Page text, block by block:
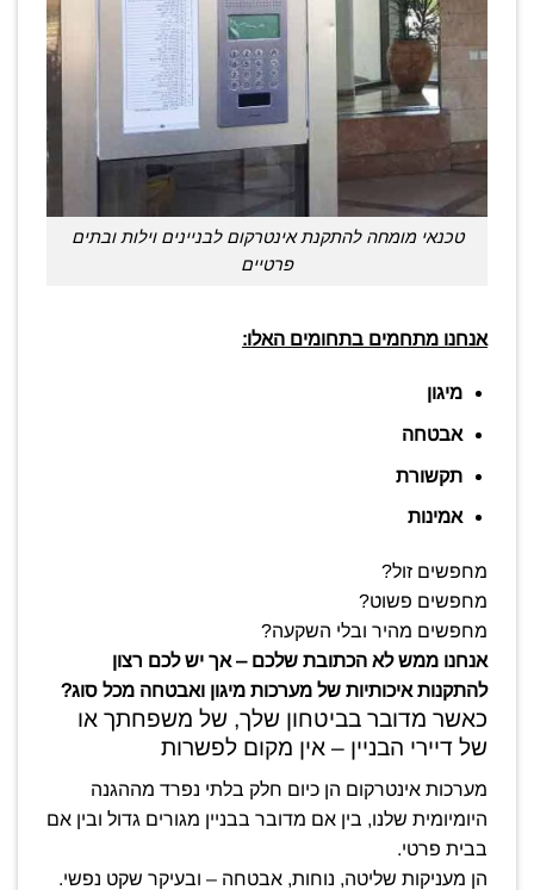
טכנאי מומחה להתקנת אינטרקום לבניינים וילות ובתים
פרטיים
אנחנו מתחמים בתחומים האלו:
מיגון
אבטחה
תקשורת
אמינות
מחפשים זול?
מחפשים פשוט?
מחפשים מהיר ובלי השקעה?
אנחנו ממש לא הכתובת שלכם – אך יש לכם רצון
להתקנות איכותיות של מערכות מיגון ואבטחה מכל סוג?
כאשר מדובר בביטחון שלך, של משפחתך או
של דיירי הבניין – אין מקום לפשרות
מערכות אינטרקום הן כיום חלק בלתי נפרד מההגנה
היומיומית שלנו, בין אם מדובר בבניין מגורים גדול ובין אם
בבית פרטי.
הן מעניקות שליטה, נוחות, אבטחה – ובעיקר שקט נפשי.